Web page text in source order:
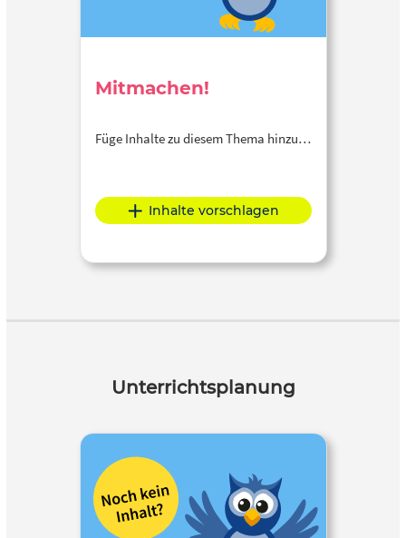
Mitmachen!
Füge Inhalte zu diesem Thema hinzu…
Inhalte vorschlagen
Unterrichtsplanung